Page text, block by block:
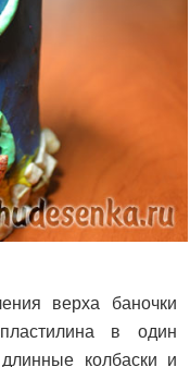
верха баночки
в один
колбаски и